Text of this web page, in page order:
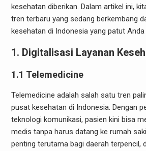
kesehatan diberikan. Dalam artikel ini,
tren terbaru yang sedang berkembang
kesehatan di Indonesia yang patut Anda
1. Digitalisasi Layanan
1.1 Telemedicine
Telemedicine adalah salah satu tren
pusat kesehatan di Indonesia. Dengan
teknologi komunikasi, pasien kini bisa
medis tanpa harus datang ke rumah
penting terutama bagi daerah terpencil,